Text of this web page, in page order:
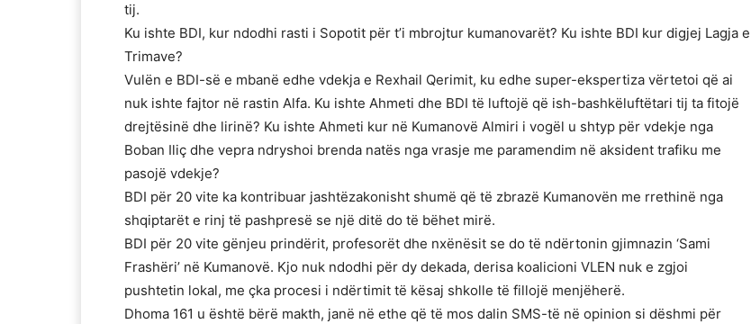
tij.
Ku ishte BDI, kur ndodhi rasti i Sopotit për t’i mbrojtur kumanovarët? Ku ishte BDI kur digjej Lagja e
Trimave?
Vulën e BDI-së e mbanë edhe vdekja e Rexhail Qerimit, ku edhe super-ekspertiza vërtetoi që ai
nuk ishte fajtor në rastin Alfa. Ku ishte Ahmeti dhe BDI të luftojë që ish-bashkëluftëtari tij ta fitojë
drejtësinë dhe lirinë? Ku ishte Ahmeti kur në Kumanovë Almiri i vogël u shtyp për vdekje nga
Boban Iliç dhe vepra ndryshoi brenda natës nga vrasje me paramendim në aksident trafiku me
pasojë vdekje?
BDI për 20 vite ka kontribuar jashtëzakonisht shumë që të zbrazë Kumanovën me rrethinë nga
shqiptarët e rinj të pashpresë se një ditë do të bëhet mirë.
BDI për 20 vite gënjeu prindërit, profesorët dhe nxënësit se do të ndërtonin gjimnazin ‘Sami
Frashëri’ në Kumanovë. Kjo nuk ndodhi për dy dekada, derisa koalicioni VLEN nuk e zgjoi
pushtetin lokal, me çka procesi i ndërtimit të kësaj shkolle të fillojë menjëherë.
Dhoma 161 u është bërë makth, janë në ethe që të mos dalin SMS-të në opinion si dëshmi për